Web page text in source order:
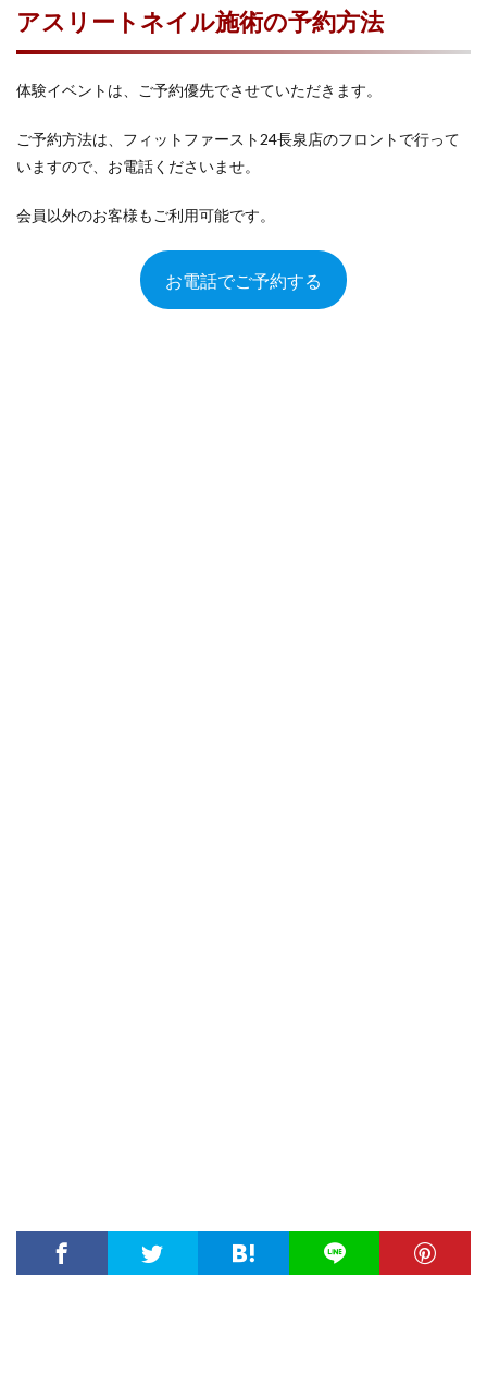
アスリートネイル施術の予約方法
体験イベントは、ご予約優先でさせていただきます。
ご予約方法は、フィットファースト24長泉店のフロントで行って
いますので、お電話くださいませ。
会員以外のお客様もご利用可能です。
お電話でご予約する